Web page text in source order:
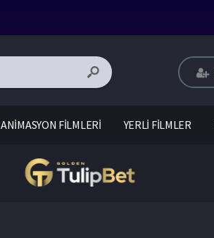
ANİMASYON FİLMLERİ YERLİ FİLMLER